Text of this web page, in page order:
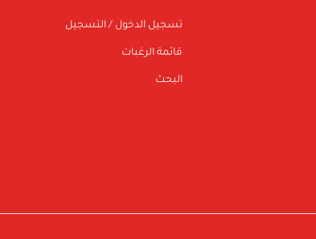
تسجيل الدخول / التسجيل
قائمة الرغبات
البحث